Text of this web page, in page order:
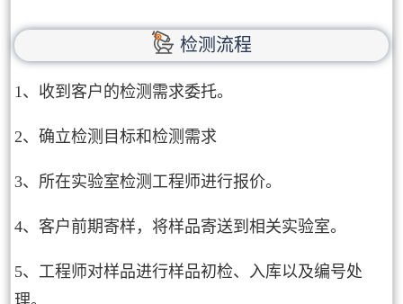
检测流程
1、收到客户的检测需求委托。
2、确立检测目标和检测需求
3、所在实验室检测工程师进行报价。
4、客户前期寄样，将样品寄送到相关实验室。
5、工程师对样品进行样品初检、入库以及编号处
理。